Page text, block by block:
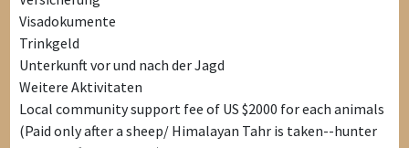
Visadokumente
Trinkgeld
Unterkunft vor und nach der Jagd
Weitere Aktivitaten
Local community support fee of US $2000 for each animals
(Paid only after a sheep/ Himalayan Tahr is taken--hunter